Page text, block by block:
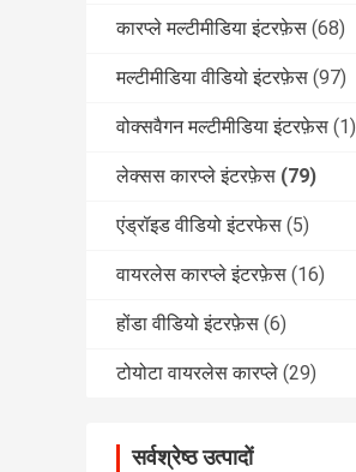
कारप्ले मल्टीमीडिया इंटरफ़ेस (68)
मल्टीमीडिया वीडियो इंटरफ़ेस (97)
वोक्सवैगन मल्टीमीडिया इंटरफ़ेस (1)
लेक्सस कारप्ले इंटरफ़ेस (79)
एंड्रॉइड वीडियो इंटरफेस (5)
वायरलेस कारप्ले इंटरफ़ेस (16)
होंडा वीडियो इंटरफ़ेस (6)
टोयोटा वायरलेस कारप्ले (29)
सर्वश्रेष्ठ उत्पादों